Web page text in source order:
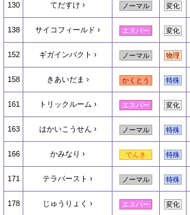
130 てだすけ ノーマル 変化
138 サイコフィールド エスパー 変化
152 ギガインパクト ノーマル 物理
158 きあいだま かくとう 特殊
161 トリックルーム エスパー 変化
163 はかいこうせん ノーマル 特殊
166 かみなり でんき 特殊
171 テラバースト ノーマル 特殊
178 じゅうりょく エスパー 変化